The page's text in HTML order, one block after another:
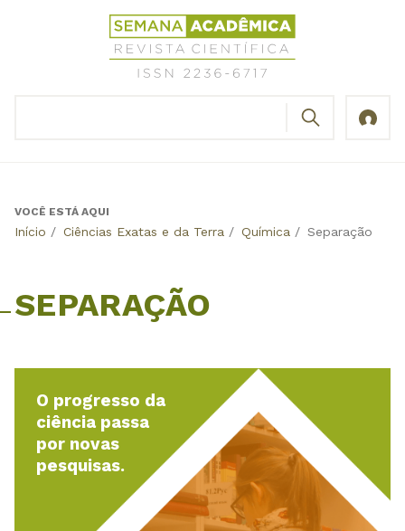
Revista
Científica
Semana
Back
VOCÊ ESTÁ AQUI
Início / Ciências Exatas e da Terra / Química / Separação
SEPARAÇÃO
O progresso da
ciência passa
por novas
pesquisas.